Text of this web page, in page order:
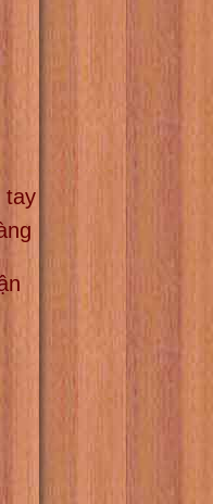
tay